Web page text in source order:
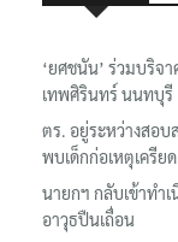
‘ยศชนัน’ ร่วมบริจา
เทพศิรินทร์ นนทบุรี
ตร. อยู่ระหว่างสอบ
พบเด็กก่อเหตุเครียด
นายกฯ กลับเข้าทำ
อาวุธปืนเถื่อน